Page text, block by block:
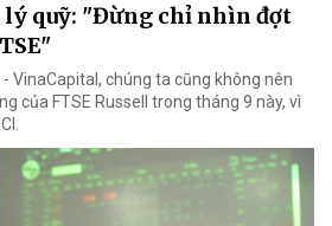
lý quỹ: "Đừng chỉ nhìn đợt
VinaCapital, chúng ta cũng không nên
của FTSE Russell trong tháng 9 này, vì